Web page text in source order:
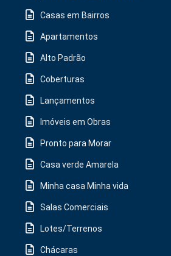
Casas em Bairros
Apartamentos
Alto Padrão
Coberturas
Lançamentos
Imóveis em Obras
Pronto para Morar
Casa verde Amarela
Minha casa Minha vida
Salas Comerciais
Lotes/Terrenos
Chácaras